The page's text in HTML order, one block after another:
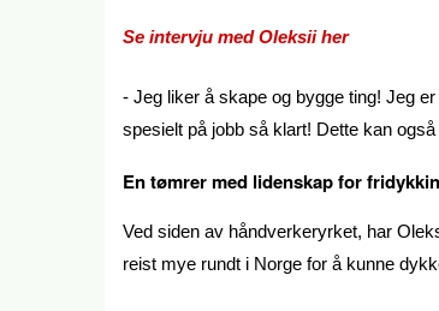
Se intervju med Oleksii her
- Jeg liker å skape og bygge ting! Jeg
spesielt på jobb så klart! Dette kan
En tømrer med lidenskap for
Ved siden av håndverkeryrket, har
reist mye rundt i Norge for å kunne